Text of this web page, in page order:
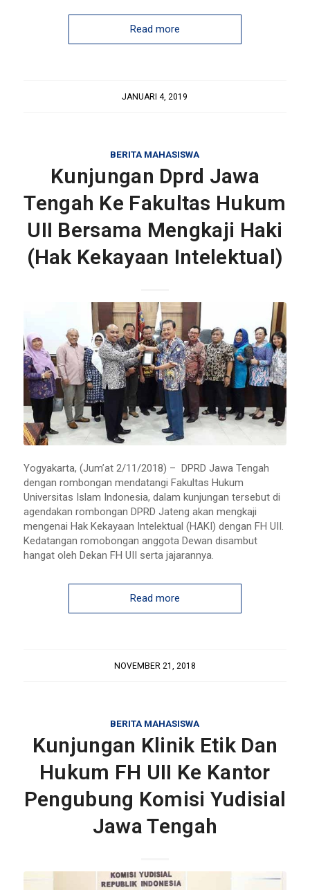
Read more
JANUARI 4, 2019
BERITA MAHASISWA
Kunjungan Dprd Jawa
Tengah Ke Fakultas Hukum
UII Bersama Mengkaji Haki
(Hak Kekayaan Intelektual)
Yogyakarta, (Jum’at 2/11/2018) – DPRD Jawa Tengah
dengan rombongan mendatangi Fakultas Hukum
Universitas Islam Indonesia, dalam kunjungan tersebut di
agendakan rombongan DPRD Jateng akan mengkaji
mengenai Hak Kekayaan Intelektual (HAKI) dengan FH UII.
Kedatangan romobongan anggota Dewan disambut
hangat oleh Dekan FH UII serta jajarannya.
Read more
NOVEMBER 21, 2018
BERITA MAHASISWA
Kunjungan Klinik Etik Dan
Hukum FH UII Ke Kantor
Pengubung Komisi Yudisial
Jawa Tengah